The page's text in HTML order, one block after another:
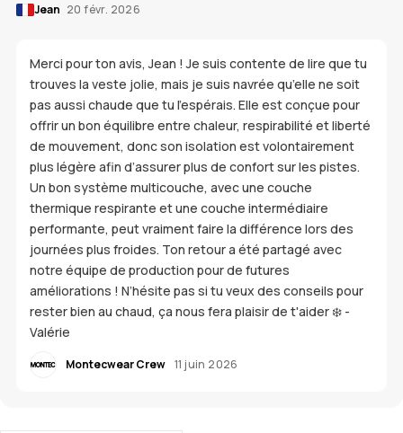
Jean 20 févr. 2026
Merci pour ton avis, Jean ! Je suis contente de lire que tu
trouves la veste jolie, mais je suis navrée qu’elle ne soit
pas aussi chaude que tu l’espérais. Elle est conçue pour
offrir un bon équilibre entre chaleur, respirabilité et liberté
de mouvement, donc son isolation est volontairement
plus légère afin d’assurer plus de confort sur les pistes.
Un bon système multicouche, avec une couche
thermique respirante et une couche intermédiaire
performante, peut vraiment faire la différence lors des
journées plus froides. Ton retour a été partagé avec
notre équipe de production pour de futures
améliorations ! N’hésite pas si tu veux des conseils pour
rester bien au chaud, ça nous fera plaisir de t'aider ❄️ -
Valérie
Montecwear Crew 11 juin 2026